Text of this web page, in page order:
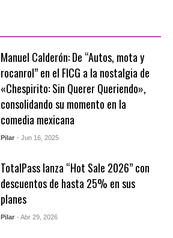
Manuel Calderón: De “Autos, mota y
rocanrol” en el FICG a la nostalgia de
«Chespirito: Sin Querer Queriendo»,
consolidando su momento en la
comedia mexicana
Pilar - Jun 16, 2025
TotalPass lanza “Hot Sale 2026” con
descuentos de hasta 25% en sus
planes
Pilar - Abr 29, 2026